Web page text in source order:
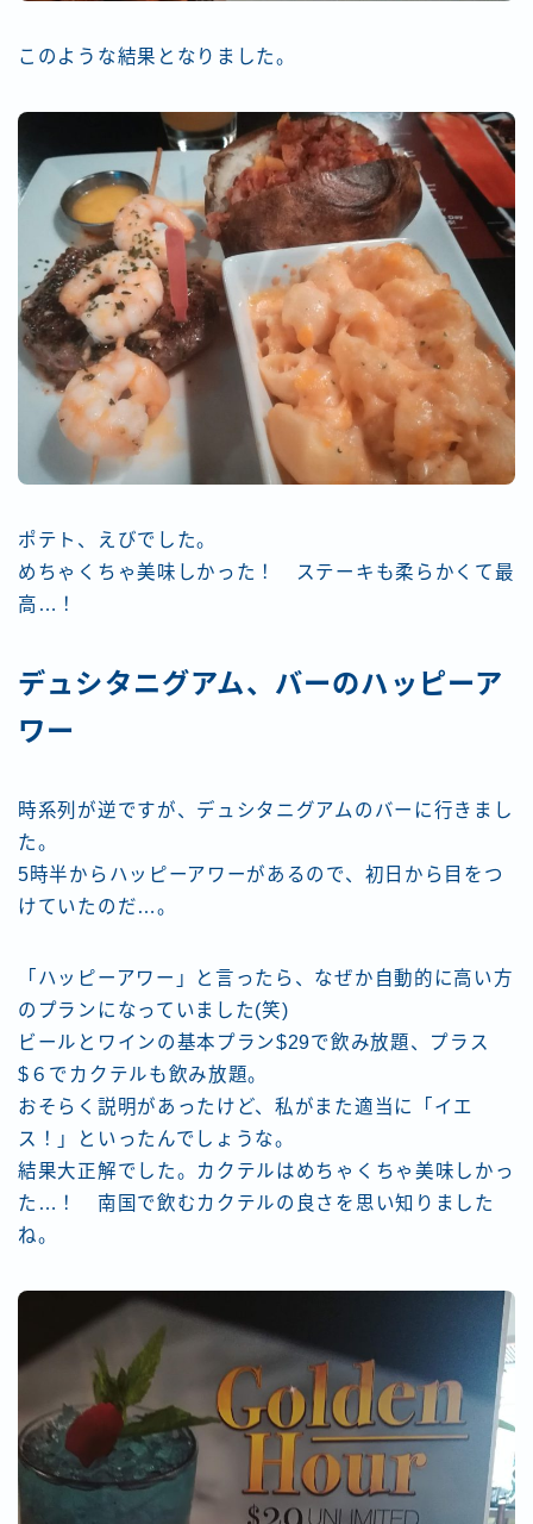
このような結果となりました。
ポテト、えびでした。
めちゃくちゃ美味しかった！ ステーキも柔らかくて最
高…！
デュシタニグアム、バーのハッピーア
ワー
時系列が逆ですが、デュシタニグアムのバーに行きまし
た。
5時半からハッピーアワーがあるので、初日から目をつ
けていたのだ…。
「ハッピーアワー」と言ったら、なぜか自動的に高い方
のプランになっていました(笑)
ビールとワインの基本プラン$29で飲み放題、プラス
$６でカクテルも飲み放題。
おそらく説明があったけど、私がまた適当に「イエ
ス！」といったんでしょうな。
結果大正解でした。カクテルはめちゃくちゃ美味しかっ
た…！ 南国で飲むカクテルの良さを思い知りました
ね。